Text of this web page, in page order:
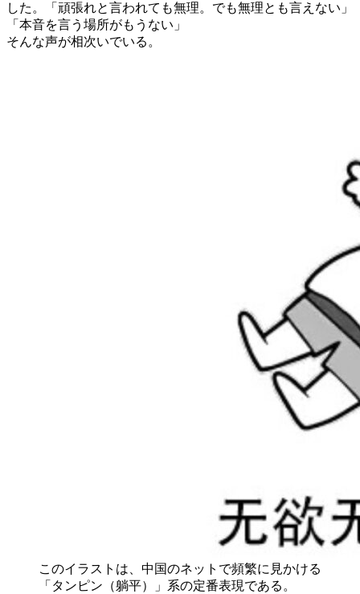
した。「頑張れと言われても無理。でも無理とも言えない」
「本音を言う場所がもうない」
そんな声が相次いでいる。
このイラストは、中国のネットで頻繁に見かける
「タンピン（躺平）」系の定番表現である。